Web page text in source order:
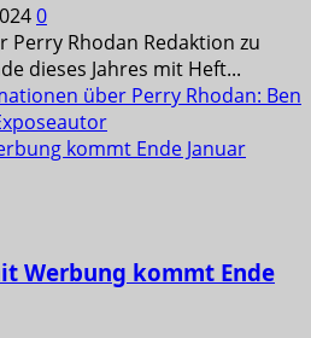
0
Perry Rhodan Redaktion zu
dieses Jahres mit Heft...
über Perry Rhodan: Ben
kommt Ende Januar
Werbung kommt Ende